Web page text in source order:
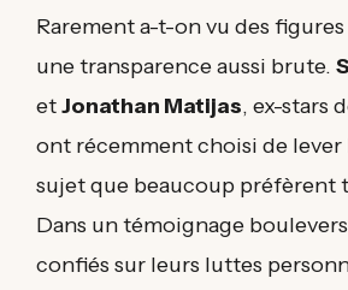
Rarement a-t-on vu des
une transparence aussi brute.
etJonathan Matijas, ex-stars
ont récemment choisi de lever
sujet que beaucoup préfèrent
Dans un témoignage
confiés sur leurs luttes